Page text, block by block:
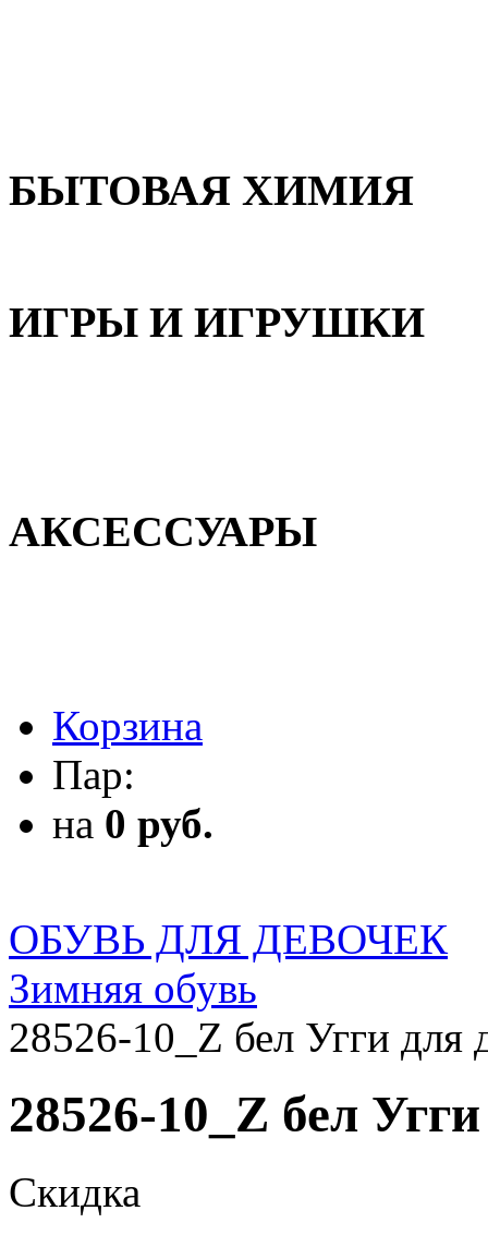
БЫТОВАЯ ХИМИЯ
ИГРЫ И ИГРУШКИ
АКСЕССУАРЫ
Корзина
Пар:
на 0 руб.
ОБУВЬ ДЛЯ ДЕВОЧЕК
Зимняя обувь
28526-10_Z бел Угги для
28526-10_Z бел
Скидка